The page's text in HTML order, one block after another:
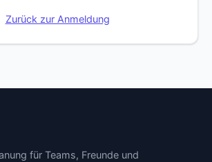
Zurück zur Anmeldung
für Teams, Freunde und